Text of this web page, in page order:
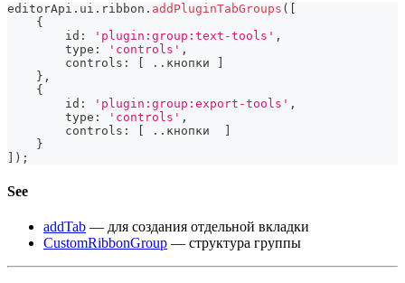
editorApi . ui . ribbon . addPluginTabGroups ( [
{
        id
: 'plugin:group:text-tools' ,
        type
: 'controls' ,
        controls
: [ . . кнопки
]
} ,
{
        id
: 'plugin:group:export-tools' ,
        type
: 'controls' ,
        controls
: [ . . кнопки
]
}
] ) ;
See
addTab — для создания отдельной вкладки
CustomRibbonGroup — структура группы